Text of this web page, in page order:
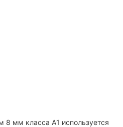
8 мм класса А1 используется